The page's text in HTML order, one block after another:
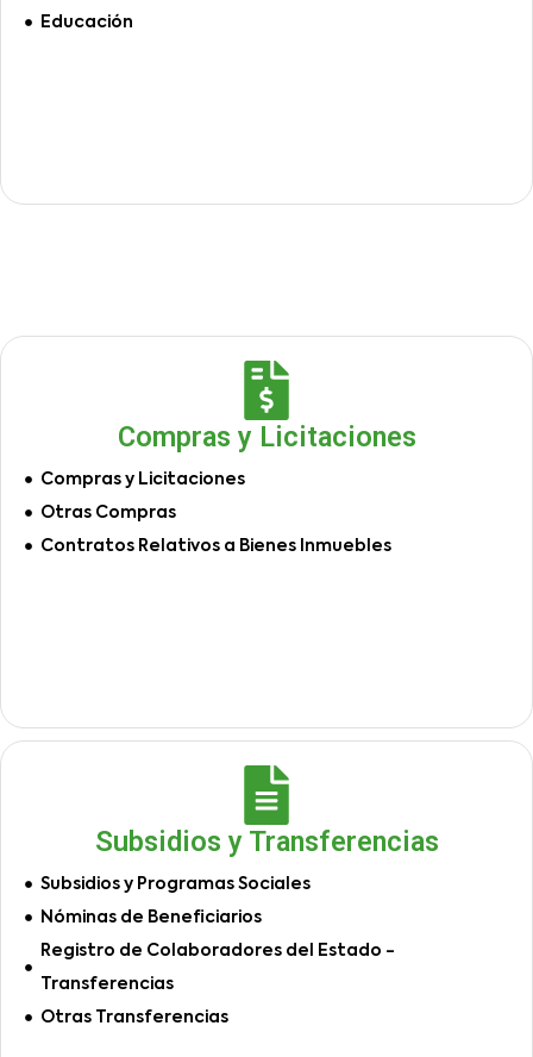
Educación
Compras y Licitaciones
Compras y Licitaciones
Otras Compras
Contratos Relativos a Bienes Inmuebles
Subsidios y Transferencias
Subsidios y Programas Sociales
Nóminas de Beneficiarios
Registro de Colaboradores del Estado -
Transferencias
Otras Transferencias